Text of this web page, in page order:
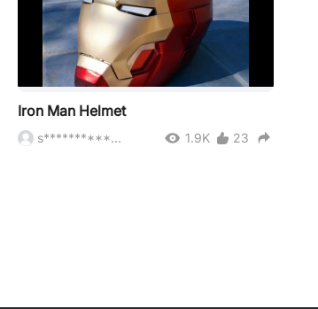
Iron Man Helmet
s************3 1.9K 23